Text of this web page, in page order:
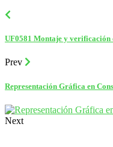
UF0581 Montaje y verificación
Prev
Representación Gráfica en
Next